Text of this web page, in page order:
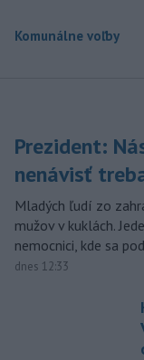
Komunálne voľby
Prezident:
nenávisť
Mladých ľudí zo
mužov v kuklách.
nemocnici, kde sa
dnes 12:33